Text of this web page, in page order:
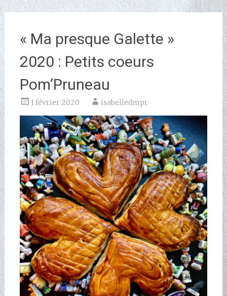
« Ma presque Galette »
2020 : Petits coeurs
Pom’Pruneau
1 février 2020 isabelledmpr